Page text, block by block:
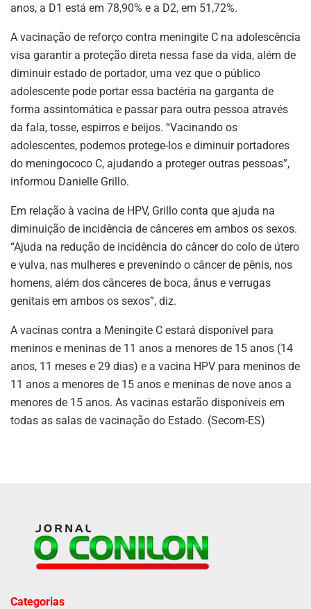
anos, a D1 está em 78,90% e a D2, em 51,72%.
A vacinação de reforço contra meningite C na adolescência
visa garantir a proteção direta nessa fase da vida, além de
diminuir estado de portador, uma vez que o público
adolescente pode portar essa bactéria na garganta de
forma assintomática e passar para outra pessoa através
da fala, tosse, espirros e beijos. “Vacinando os
adolescentes, podemos protege-los e diminuir portadores
do meningococo C, ajudando a proteger outras pessoas”,
informou Danielle Grillo.
Em relação à vacina de HPV, Grillo conta que ajuda na
diminuição de incidência de cânceres em ambos os sexos.
“Ajuda na redução de incidência do câncer do colo de útero
e vulva, nas mulheres e prevenindo o câncer de pênis, nos
homens, além dos cânceres de boca, ânus e verrugas
genitais em ambos os sexos”, diz.
A vacinas contra a Meningite C estará disponível para
meninos e meninas de 11 anos a menores de 15 anos (14
anos, 11 meses e 29 dias) e a vacina HPV para meninos de
11 anos a menores de 15 anos e meninas de nove anos a
menores de 15 anos. As vacinas estarão disponíveis em
todas as salas de vacinação do Estado. (Secom-ES)
Categorias